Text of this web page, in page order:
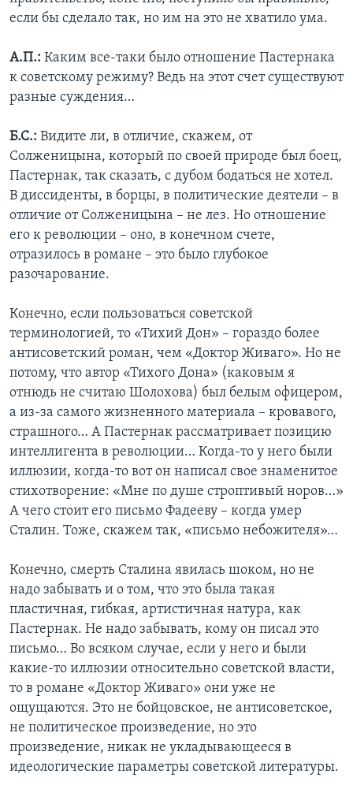
если бы сделало так, но им на это не хватило ума.
А.П.: Каким все-таки было отношение Пастернака
к советскому режиму? Ведь на этот счет существуют
разные суждения…
Б.С.: Видите ли, в отличие, скажем, от
Солженицына, который по своей природе был боец,
Пастернак, так сказать, с дубом бодаться не хотел.
В диссиденты, в борцы, в политические деятели – в
отличие от Солженицына – не лез. Но отношение
его к революции – оно, в конечном счете,
отразилось в романе – это было глубокое
разочарование.
Конечно, если пользоваться советской
терминологией, то «Тихий Дон» – гораздо более
антисоветский роман, чем «Доктор Живаго». Но не
потому, что автор «Тихого Дона» (каковым я
отнюдь не считаю Шолохова) был белым офицером,
а из-за самого жизненного материала – кровавого,
страшного… А Пастернак рассматривает позицию
интеллигента в революции… Когда-то у него были
иллюзии, когда-то вот он написал свое знаменитое
стихотворение: «Мне по душе строптивый норов…»
А чего стоит его письмо Фадееву – когда умер
Сталин. Тоже, скажем так, «письмо небожителя»…
Конечно, смерть Сталина явилась шоком, но не
надо забывать и о том, что это была такая
пластичная, гибкая, артистичная натура, как
Пастернак. Не надо забывать, кому он писал это
письмо… Во всяком случае, если у него и были
какие-то иллюзии относительно советской власти,
то в романе «Доктор Живаго» они уже не
ощущаются. Это не бойцовское, не антисоветское,
не политическое произведение, но это
произведение, никак не укладывающееся в
идеологические параметры советской литературы.